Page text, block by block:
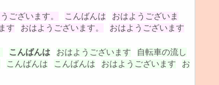
ございます。 こんばんは
おはようございま
す おはようございます。
おはようございます
こんばんは おはようございます
自転車の流し
こんばんは こんばんは おはようございます
お